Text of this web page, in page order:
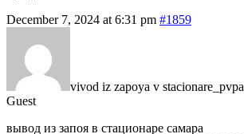
December 7, 2024 at 6:31 pm #1859
vivod iz zapoya v stacionare_pvpa
Guest
вывод из запоя в стационаре самара